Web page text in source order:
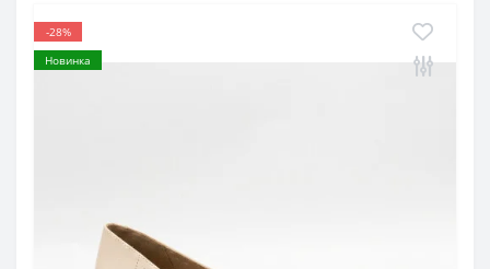
-28%
Новинка